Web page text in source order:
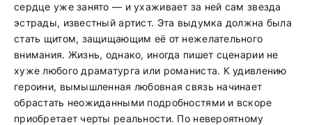
сердце уже занято — и ухаживает за ней сам звезда
эстрады, известный артист. Эта выдумка должна была
стать щитом, защищающим её от нежелательного
внимания. Жизнь, однако, иногда пишет сценарии не
хуже любого драматурга или романиста. К удивлению
героини, вымышленная любовная связь начинает
обрастать неожиданными подробностями и вскоре
приобретает черты реальности. По невероятному